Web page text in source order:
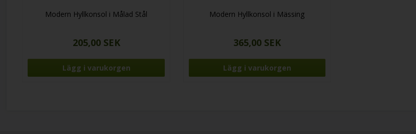
Modern Hyllkonsol i Målad Stål
205,00 SEK
Modern Hyllkonsol i Mässing
365,00 SEK